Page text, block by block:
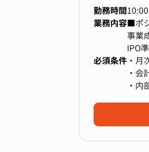
将来
- 経
- チ
- 経
- 経
経理
して
あな
【入
入社
その
即戦
●6
• 月
• 経
• 監
•
• 経
（
勤務時間
業務内容■ポ
事業
IPO
域
必須条件 ・月
・会
・内